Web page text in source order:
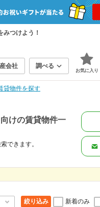
つけよう！
会社 調べる
お気に入り
貸物件を探す
けの賃貸物件一
できます。
絞り込み 新着のみ